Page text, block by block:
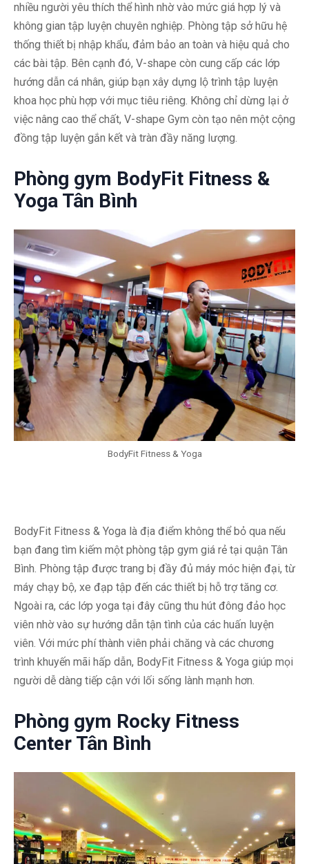
nhiều người yêu thích thể hình nhờ vào mức giá hợp lý và
không gian tập luyện chuyên nghiệp. Phòng tập sở hữu hệ
thống thiết bị nhập khẩu, đảm bảo an toàn và hiệu quả cho
các bài tập. Bên cạnh đó, V-shape còn cung cấp các lớp
hướng dẫn cá nhân, giúp bạn xây dựng lộ trình tập luyện
khoa học phù hợp với mục tiêu riêng. Không chỉ dừng lại ở
việc nâng cao thể chất, V-shape Gym còn tạo nên một cộng
đồng tập luyện gắn kết và tràn đầy năng lượng.
Phòng gym BodyFit Fitness &
Yoga Tân Bình
BodyFit Fitness & Yoga
BodyFit Fitness & Yoga là địa điểm không thể bỏ qua nếu
bạn đang tìm kiếm một phòng tập gym giá rẻ tại quận Tân
Bình. Phòng tập được trang bị đầy đủ máy móc hiện đại, từ
máy chạy bộ, xe đạp tập đến các thiết bị hỗ trợ tăng cơ.
Ngoài ra, các lớp yoga tại đây cũng thu hút đông đảo học
viên nhờ vào sự hướng dẫn tận tình của các huấn luyện
viên. Với mức phí thành viên phải chăng và các chương
trình khuyến mãi hấp dẫn, BodyFit Fitness & Yoga giúp mọi
người dễ dàng tiếp cận với lối sống lành mạnh hơn.
Phòng gym Rocky Fitness
Center Tân Bình